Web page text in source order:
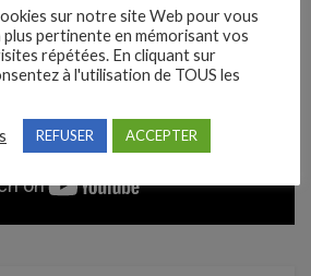
sur notre site Web pour vous
pertinente en mémorisant vos
répétées. En cliquant sur
à l'utilisation de TOUS les
REFUSER ACCEPTER